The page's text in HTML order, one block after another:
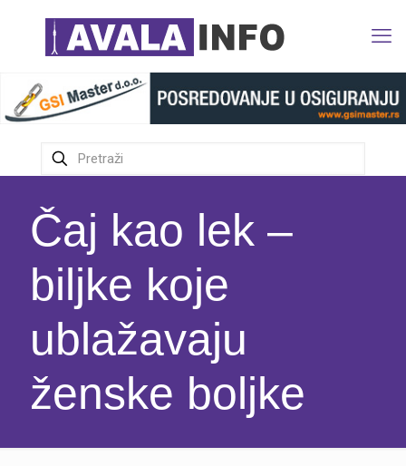
Čaj kao lek –
biljke koje
ublažavaju
ženske boljke